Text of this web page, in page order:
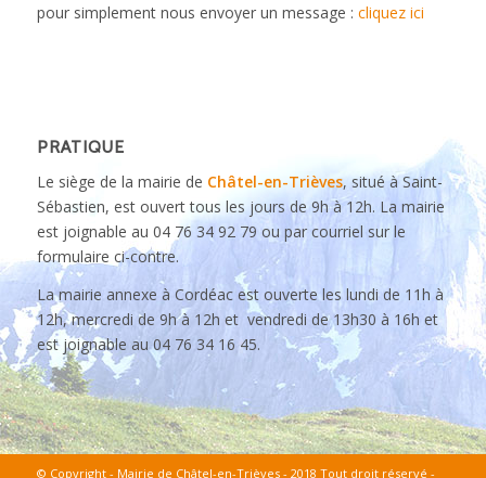
pour simplement nous envoyer un message : cliquez ici
PRATIQUE
Le siège de la mairie de Châtel-en-Trièves, situé à Saint-
Sébastien, est ouvert tous les jours de 9h à 12h. La mairie
est joignable au 04 76 34 92 79 ou par courriel sur le
formulaire ci-contre.
La mairie annexe à Cordéac est ouverte les lundi de 11h à
12h, mercredi de 9h à 12h et vendredi de 13h30 à 16h et
est joignable au 04 76 34 16 45.
© Copyright - Mairie de Châtel-en-Trièves - 2018 Tout droit réservé -